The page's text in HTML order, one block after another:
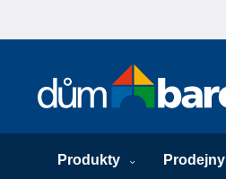
Produkty Prodejny